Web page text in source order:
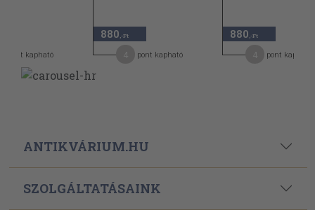
pont kapható
880 ,-Ft
pont kapható
880 ,-Ft
pont kapható
ANTIKVÁRIUM.HU
SZOLGÁLTATÁSAINK